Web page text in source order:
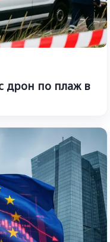
дрон по плаж в